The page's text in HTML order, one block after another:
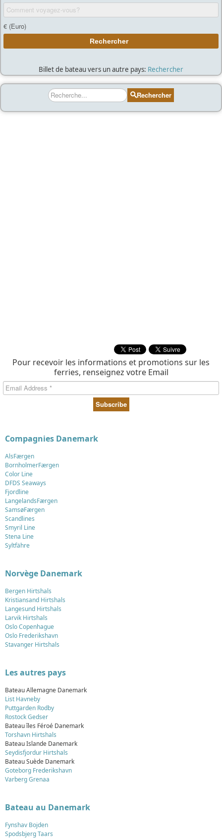
Billet de bateau vers un autre pays: Rechercher
Rechercher Rechercher
Pour recevoir les informations et promotions sur les
ferries, renseignez votre Email
Compagnies Danemark
AlsFærgen
BornholmerFærgen
Color Line
DFDS Seaways
Fjordline
LangelandsFærgen
SamsøFærgen
Scandlines
Smyril Line
Stena Line
Syltfähre
Norvège Danemark
Bergen Hirtshals
Kristiansand Hirtshals
Langesund Hirtshals
Larvik Hirtshals
Oslo Copenhague
Oslo Frederikshavn
Stavanger Hirtshals
Les autres pays
Bateau Allemagne Danemark
List Havneby
Puttgarden Rodby
Rostock Gedser
Bateau îles Féroé Danemark
Torshavn Hirtshals
Bateau Islande Danemark
Seydisfjordur Hirtshals
Bateau Suède Danemark
Goteborg Frederikshavn
Varberg Grenaa
Bateau au Danemark
Fynshav Bojden
Spodsbjerg Taars